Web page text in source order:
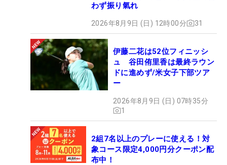
わず振り氣れ
2026年8月9日 (日) 12時00分 31
伊藤二花は52位フィニッシ
ュ 谷田侑里香は最終ラウン
ドに進めず/米女子下部ツア
ー
2026年8月9日 (日) 07時35分
1
2組7名以上のプレーに使える！対
象コース限定4,000円分クーポン配
布中！